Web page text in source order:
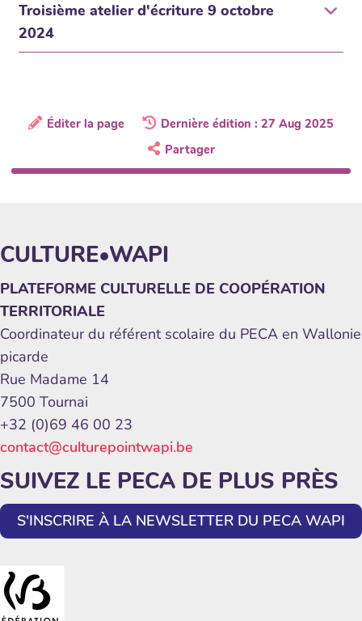
Troisième atelier d'écriture 9 octobre
2024
Éditer la page
Dernière édition : 27 Aug 2025
Partager
CULTURE•WAPI
PLATEFORME CULTURELLE DE COOPÉRATION
TERRITORIALE
Coordinateur du référent scolaire du PECA en Wallonie
picarde
Rue Madame 14
7500 Tournai
+32 (0)69 46 00 23
contact@culturepointwapi.be
SUIVEZ LE PECA DE PLUS PRÈS
S'INSCRIRE À LA NEWSLETTER DU PECA WAPI